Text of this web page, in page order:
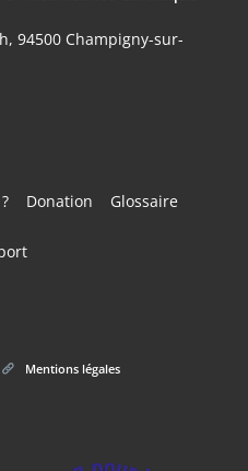
94500 Champigny-sur-
Donation Glossaire
Mentions légales